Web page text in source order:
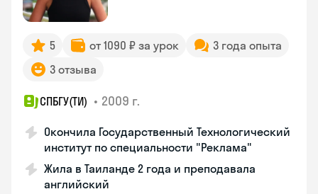
5 от 1090 ₽ за урок
3 года опыта
3 отзыва
СПБГУ(ТИ) • 2009 г.
Окончила Государственный Технологический
институт по специальности "Реклама"
Жила в Таиланде 2 года и преподавала
английский